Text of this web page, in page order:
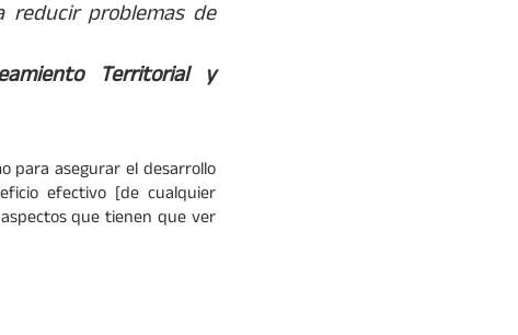
problemas de
Territorial y
para asegurar el desarrollo
efectivo [de cualquier
que tienen que ver